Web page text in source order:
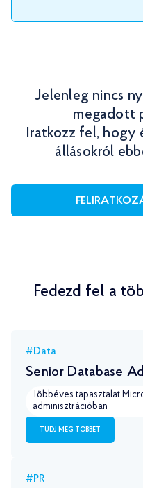
Jelenleg nincs
megadott
Iratkozz fel, hogy
állásokról
Fedezd fel a
#Data
Senior Database
Többéves tapasztalat
adminisztrációban
TUDJ MEG TÖBBET
#PR